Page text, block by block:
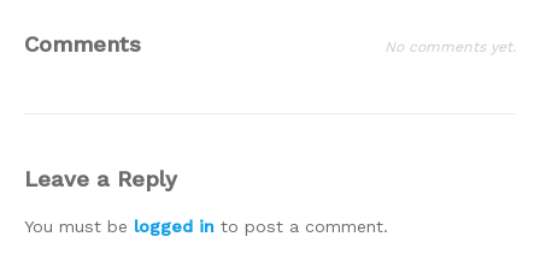
Comments No comments yet.
Leave a Reply
You must be logged in to post a comment.